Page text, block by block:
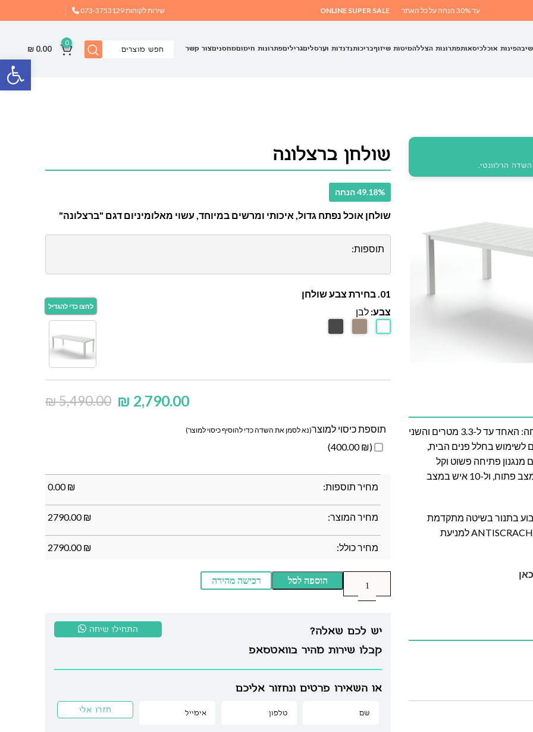
עד 30% הנחה על כל האתר ONLINE SUPER SALE שירות לקוחות073-3753129
פינות אוכלכיסאותפתרונות הצללהמיטות שיזוףבריכותנדנדות וערסליםגריליםפתרונות חימוםמחסניםצור קשר
0
₪ 0.00
הרלוונטי.
שולחן אוכל נפתח לאורך 4 מטרים, עם שתי אפשרויות פתיחה: האחד עד ל-3.3 מטרים והשני
לשימוש בחלל פנים הבית,
מנגנון פתיחה פשוט וקל
לתפעול. השולחן יכול להתאים ל-16 איש מסביב לשולחן במצב פתוח, ול-10 איש במצב
צבוע בתנור בשיטה מתקדמת
במיוחד בשם Powder Coting בשלוש שכבות (כולל שכבת ANTISCRACH למניעת
שולחן ברצלונה
49.18% הנחה
שולחן אוכל נפתח גדול, איכותי ומרשים במיוחד, עשוי מאלומיניום דגם "ברצלונה"
תוספות:
01. בחירת צבע שולחן
צבע: לבן
₪5,490.00 ₪ 2,790.00
תוספת כיסוי למוצר(נא לסמן את השדה כדי להוסיף כיסוי למוצר)
(₪ 400.00)
מחיר תוספות: ₪
0.00
מחיר המוצר: ₪
2790.00
מחיר כולל: ₪
2790.00
הוספה לסל רכישה מהירה
יש לכם שאלה?
קבלו שירות מהיר בוואטסאפ
התחילו שיחה
או השאירו פרטים ונחזור אליכם